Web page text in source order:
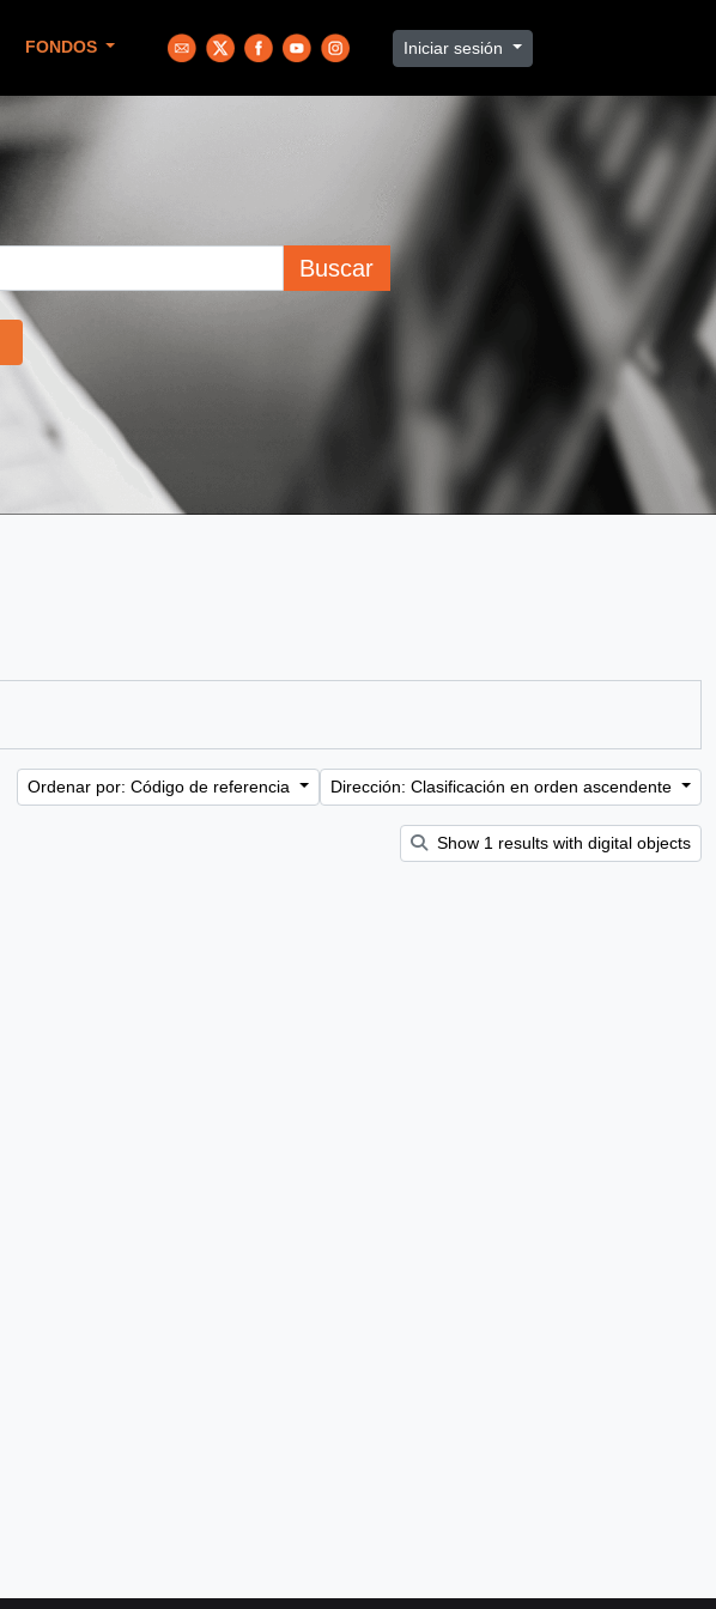
FONDOS Iniciar sesión
Buscar
Ordenar por: Código de referencia Dirección: Clasificación en orden ascendente
Show 1 results with digital objects